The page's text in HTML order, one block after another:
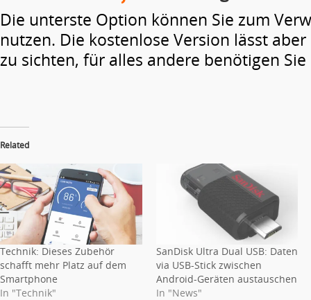
Die unterste Option können Sie zum
nutzen. Die kostenlose Version lässt
zu sichten, für alles andere benötigen
Related
Technik: Dieses Zubehör
schafft mehr Platz auf dem
Smartphone
In "Technik"
SanDisk Ultra Dual USB: Daten
via USB-Stick zwischen
Android-Geräten austauschen
In "News"